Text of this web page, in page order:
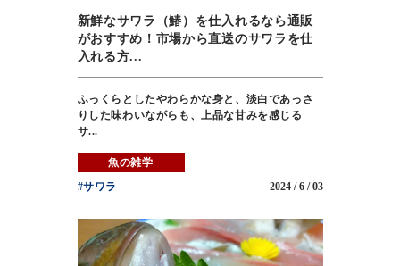
新鮮なサワラ（鰆）を仕入れるなら通販
がおすすめ！市場から直送のサワラを仕
入れる方...
ふっくらとしたやわらかな身と、淡白であっさ
りした味わいながらも、上品な甘みを感じる
サ...
魚の雑学
#サワラ
2024 / 6 / 03